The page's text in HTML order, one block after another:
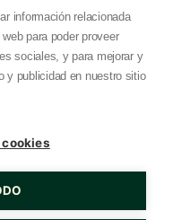
información relacionada
para poder proveer
sociales, y para mejorar y
y publicidad en nuestro sitio